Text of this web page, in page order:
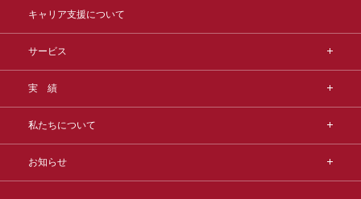
キャリア支援について
サービス
実 績
私たちについて
お知らせ